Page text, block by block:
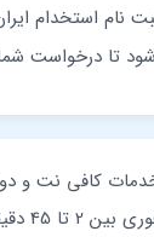
نام استخدام
تا درخواست
45 دقیقه